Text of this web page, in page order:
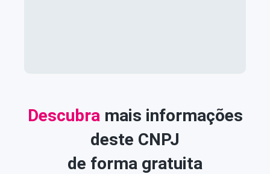
Descubra mais informações
deste CNPJ
de forma gratuita